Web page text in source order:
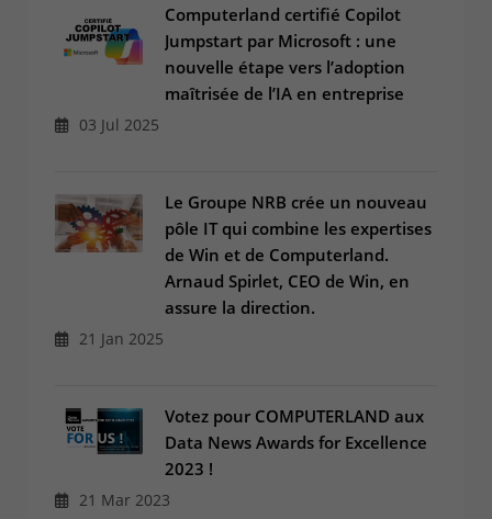
Computerland certifié Copilot
Jumpstart par Microsoft : une
nouvelle étape vers l’adoption
maîtrisée de l’IA en entreprise
03 Jul 2025
Le Groupe NRB crée un nouveau
pôle IT qui combine les expertises
de Win et de Computerland.
Arnaud Spirlet, CEO de Win, en
assure la direction.
21 Jan 2025
Votez pour COMPUTERLAND aux
Data News Awards for Excellence
2023 !
21 Mar 2023